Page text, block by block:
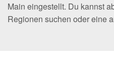
Main eingestellt. Du kannst
Regionen suchen oder eine